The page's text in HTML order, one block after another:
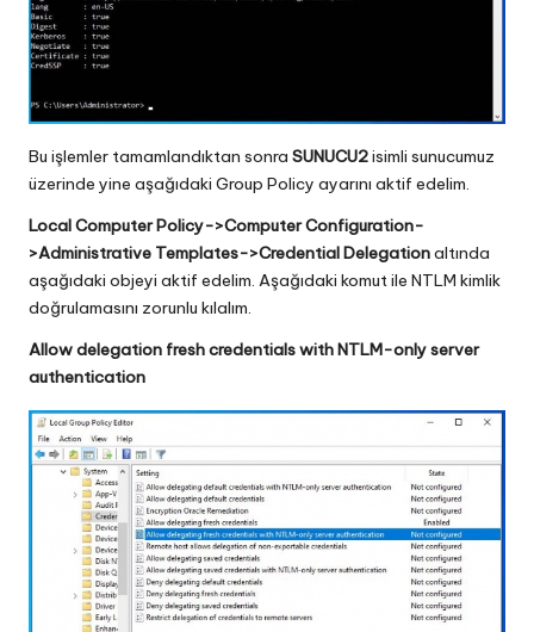
Bu işlemler tamamlandıktan sonra SUNUCU2isimli sunucumuz
üzerinde yine aşağıdaki Group Policy ayarını aktif edelim.
Local Computer Policy->Computer Configuration-
>Administrative Templates->Credential Delegationaltında
aşağıdaki objeyi aktif edelim. Aşağıdaki komut ile NTLM kimlik
doğrulamasını zorunlu kılalım.
Allow delegation fresh credentials with NTLM-only server
authentication